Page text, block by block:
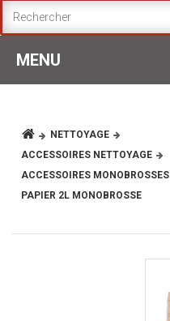
MENU
NETTOYAGE
ACCESSOIRES NETTOYAGE
ACCESSOIRES MONOBROSSES
PAPIER 2L MONOBROSSE